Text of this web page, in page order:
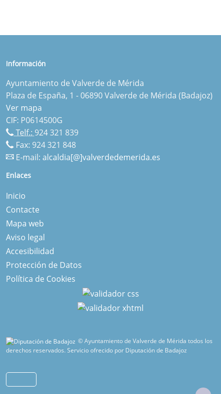
Información
Ayuntamiento de Valverde de Mérida
Plaza de España, 1 - 06890 Valverde de Mérida (Badajoz)
Ver mapa
CIF: P0614500G
Telf.: 924 321 839
Fax: 924 321 848
E-mail: alcaldia[@]valverdedemerida.es
Enlaces
Inicio
Contacte
Mapa web
Aviso legal
Accesibilidad
Protección de Datos
Política de Cookies
© Ayuntamiento de Valverde de Mérida todos los
derechos reservados.Servicio ofrecido por Diputación de Badajoz